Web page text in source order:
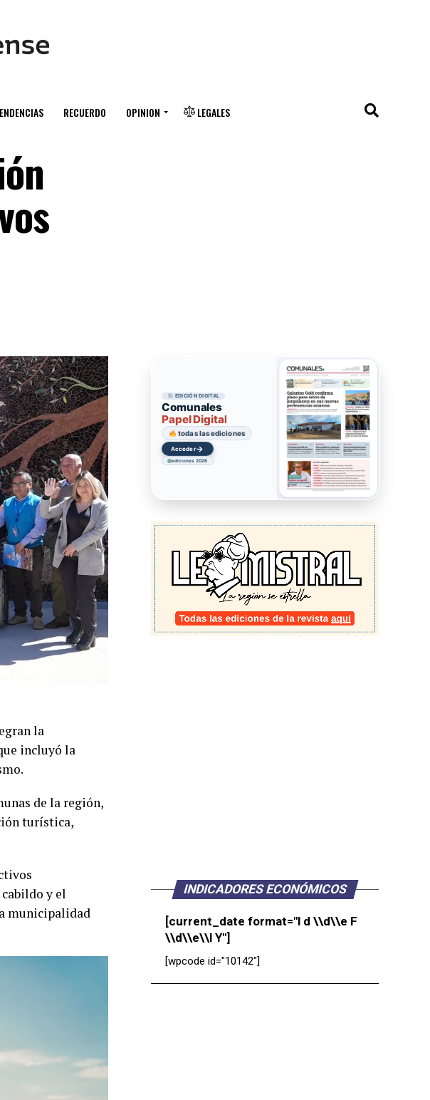
RECUERDO OPINION LEGALES
la
incluyó la
de la región,
turística,
y el
municipalidad
EDICIÓN DIGITAL
Comunales
Papel Digital
todas las ediciones
Acceder→
ediciones 2026
INDICADORES ECONÓMICOS
[current_date format="l d \\d\\e F
\\d\\e\\l Y"]
[wpcode id="10142"]